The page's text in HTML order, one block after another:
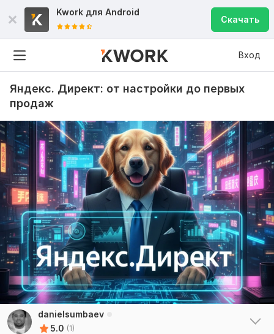
Kwork для Android
Скачать
Вход
Яндекс. Директ: от настройки до первых
продаж
danielsumbaev
5.0 (1)